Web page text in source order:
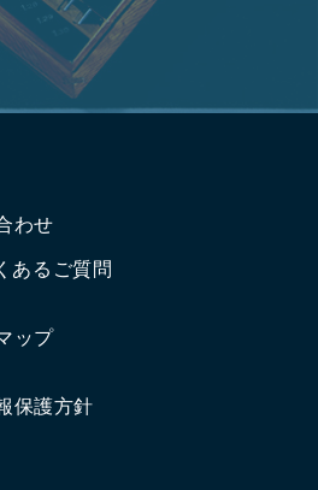
わせ
あるご質問
ップ
保護方針